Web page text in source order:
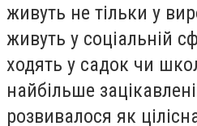
живуть не тільки у
живуть у соціальній
ходять у садок чи
найбільше
розвивалося як